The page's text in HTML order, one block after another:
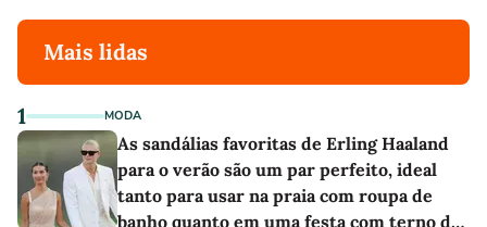
Mais lidas
1 MODA
As sandálias favoritas de Erling Haaland
para o verão são um par perfeito, ideal
tanto para usar na praia com roupa de
banho quanto em uma festa com terno de